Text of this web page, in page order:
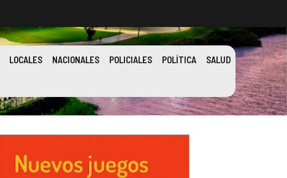
LOCALES NACIONALES POLICIALES POLÍTICA SALUD